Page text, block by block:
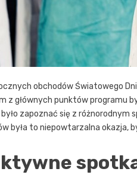
obchodów Światowego
z głównych punktów programu
zapoznać się z
była to niepowtarzalna okazja,